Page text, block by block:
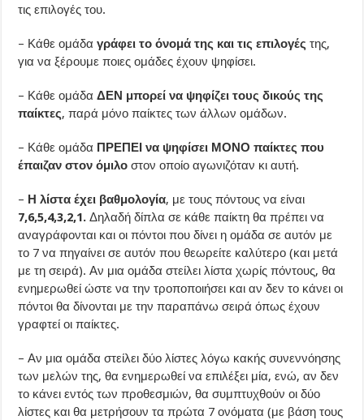
τις επιλογές του.
– Κάθε ομάδαγράφει το όνομά της και τις επιλογές της,
για να ξέρουμε ποιες ομάδες έχουν ψηφίσει.
– Κάθε ομάδαΔΕΝ μπορεί να ψηφίζει τους δικούς της
παίκτες, παρά μόνο παίκτες των άλλων ομάδων.
– Κάθε ομάδα ΠΡΕΠΕΙ να ψηφίσει ΜΟΝΟ παίκτες που
έπαιζαν στον όμιλοστον οποίο αγωνιζόταν κι αυτή.
– Η λίστα έχει βαθμολογία, με τους πόντους να είναι
7,6,5,4,3,2,1.Δηλαδή δίπλα σε κάθε παίκτη θα πρέπει να
αναγράφονται και οι πόντοι που δίνει η ομάδα σε αυτόν με
το 7 να πηγαίνει σε αυτόν που θεωρείτε καλύτερο (και μετά
με τη σειρά). Αν μια ομάδα στείλει λίστα χωρίς πόντους, θα
ενημερωθεί ώστε να την τροποποιήσει και αν δεν το κάνει οι
πόντοι θα δίνονται με την παραπάνω σειρά όπως έχουν
γραφτεί οι παίκτες.
– Αν μια ομάδα στείλει δύο λίστες λόγω κακής συνεννόησης
των μελών της, θα ενημερωθεί να επιλέξει μία, ενώ, αν δεν
το κάνει εντός των προθεσμιών, θα συμπτυχθούν οι δύο
λίστες και θα μετρήσουν τα πρώτα 7 ονόματα (με βάση τους